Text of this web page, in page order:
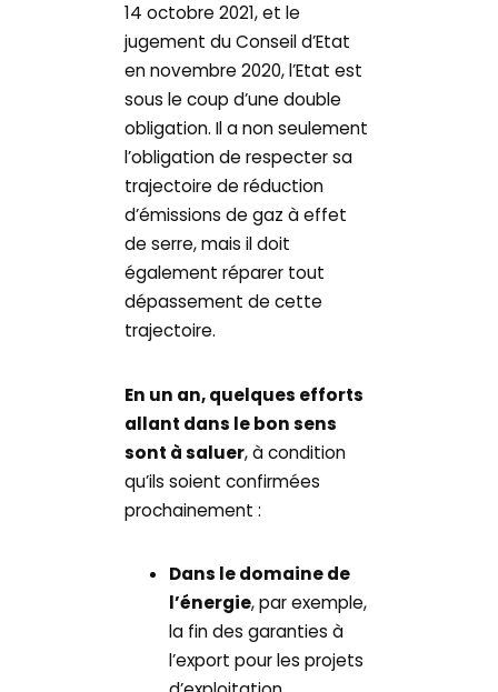
14 octobre 2021, et le
jugement du Conseil d’Etat
en novembre 2020, l’Etat est
sous le coup d’une double
obligation. Il a non seulement
l’obligation de respecter sa
trajectoire de réduction
d’émissions de gaz à effet
de serre, mais il doit
également réparer tout
dépassement de cette
trajectoire.
En un an, quelques efforts
allant dans le bon sens
sont à saluer, à condition
qu’ils soient confirmées
prochainement :
Dans le domaine de
l’énergie, par exemple,
la fin des garanties à
l’export pour les projets